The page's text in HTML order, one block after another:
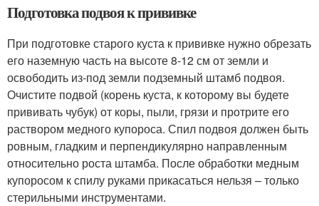
Подготовка подвоя к прививке
При подготовке старого куста к прививке нужно обрезать
его наземную часть на высоте 8-12 см от земли и
освободить из-под земли подземный штамб подвоя.
Очистите подвой (корень куста, к которому вы будете
прививать чубук) от коры, пыли, грязи и протрите его
раствором медного купороса. Спил подвоя должен быть
ровным, гладким и перпендикулярно направленным
относительно роста штамба. После обработки медным
купоросом к спилу руками прикасаться нельзя – только
стерильными инструментами.